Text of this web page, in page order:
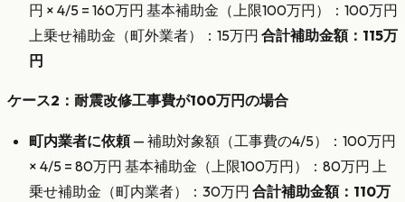
円 × 4/5 = 160万円 基本補助金（上限100万円）：100万円
上乗せ補助金（町外業者）：15万円 合計補助金額：115万
円
ケース2：耐震改修工事費が100万円の場合
町内業者に依頼— 補助対象額（工事費の4/5）：100万円
× 4/5 = 80万円 基本補助金（上限100万円）：80万円 上
乗せ補助金（町内業者）：30万円 合計補助金額：110万